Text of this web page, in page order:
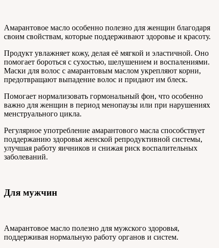
Амарантовое масло особенно полезно для женщин благодаря
своим свойствам, которые поддерживают здоровье и красоту.
Продукт увлажняет кожу, делая её мягкой и эластичной. Оно
помогает бороться с сухостью, шелушением и воспалениями.
Маски для волос с амарантовым маслом укрепляют корни,
предотвращают выпадение волос и придают им блеск.
Помогает нормализовать гормональный фон, что особенно
важно для женщин в период менопаузы или при нарушениях
менструального цикла.
Регулярное употребление амарантового масла способствует
поддержанию здоровья женской репродуктивной системы,
улучшая работу яичников и снижая риск воспалительных
заболеваний.
Для мужчин
Амарантовое масло полезно для мужского здоровья,
поддерживая нормальную работу органов и систем.